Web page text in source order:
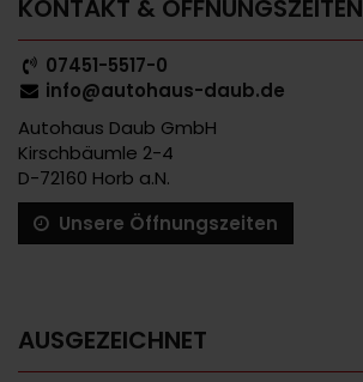
KONTAKT & ÖFFNUNGSZEITEN
07451-5517-0
info@autohaus-daub.de
Autohaus Daub GmbH
Kirschbäumle 2-4
D-72160 Horb a.N.
Unsere Öffnungszeiten
AUSGEZEICHNET